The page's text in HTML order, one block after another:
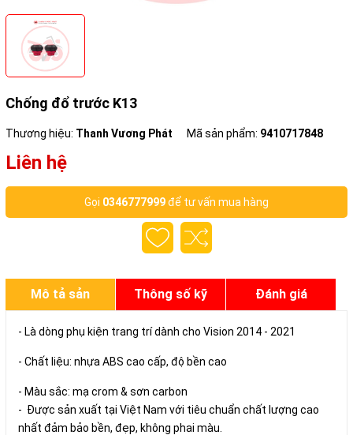
Chống đổ trước K13
Thương hiệu: Thanh Vương Phát Mã sản phẩm: 9410717848
Liên hệ
Gọi 0346777999để tư vấn mua hàng
Mô tả sản
phẩm
Thông số kỹ
thuật
Đánh giá
- Là dòng phụ kiện trang trí dành cho Vision 2014 - 2021
- Chất liệu: nhựa ABS cao cấp, độ bền cao
- Màu sắc: mạ crom & sơn carbon
- Được sản xuất tại Việt Nam với tiêu chuẩn chất lượng cao
nhất đảm bảo bền, đẹp, không phai màu.